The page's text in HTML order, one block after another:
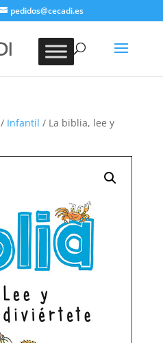
pedidos@cecadi.es
BUSCAR
/ Infantil / La biblia, lee y